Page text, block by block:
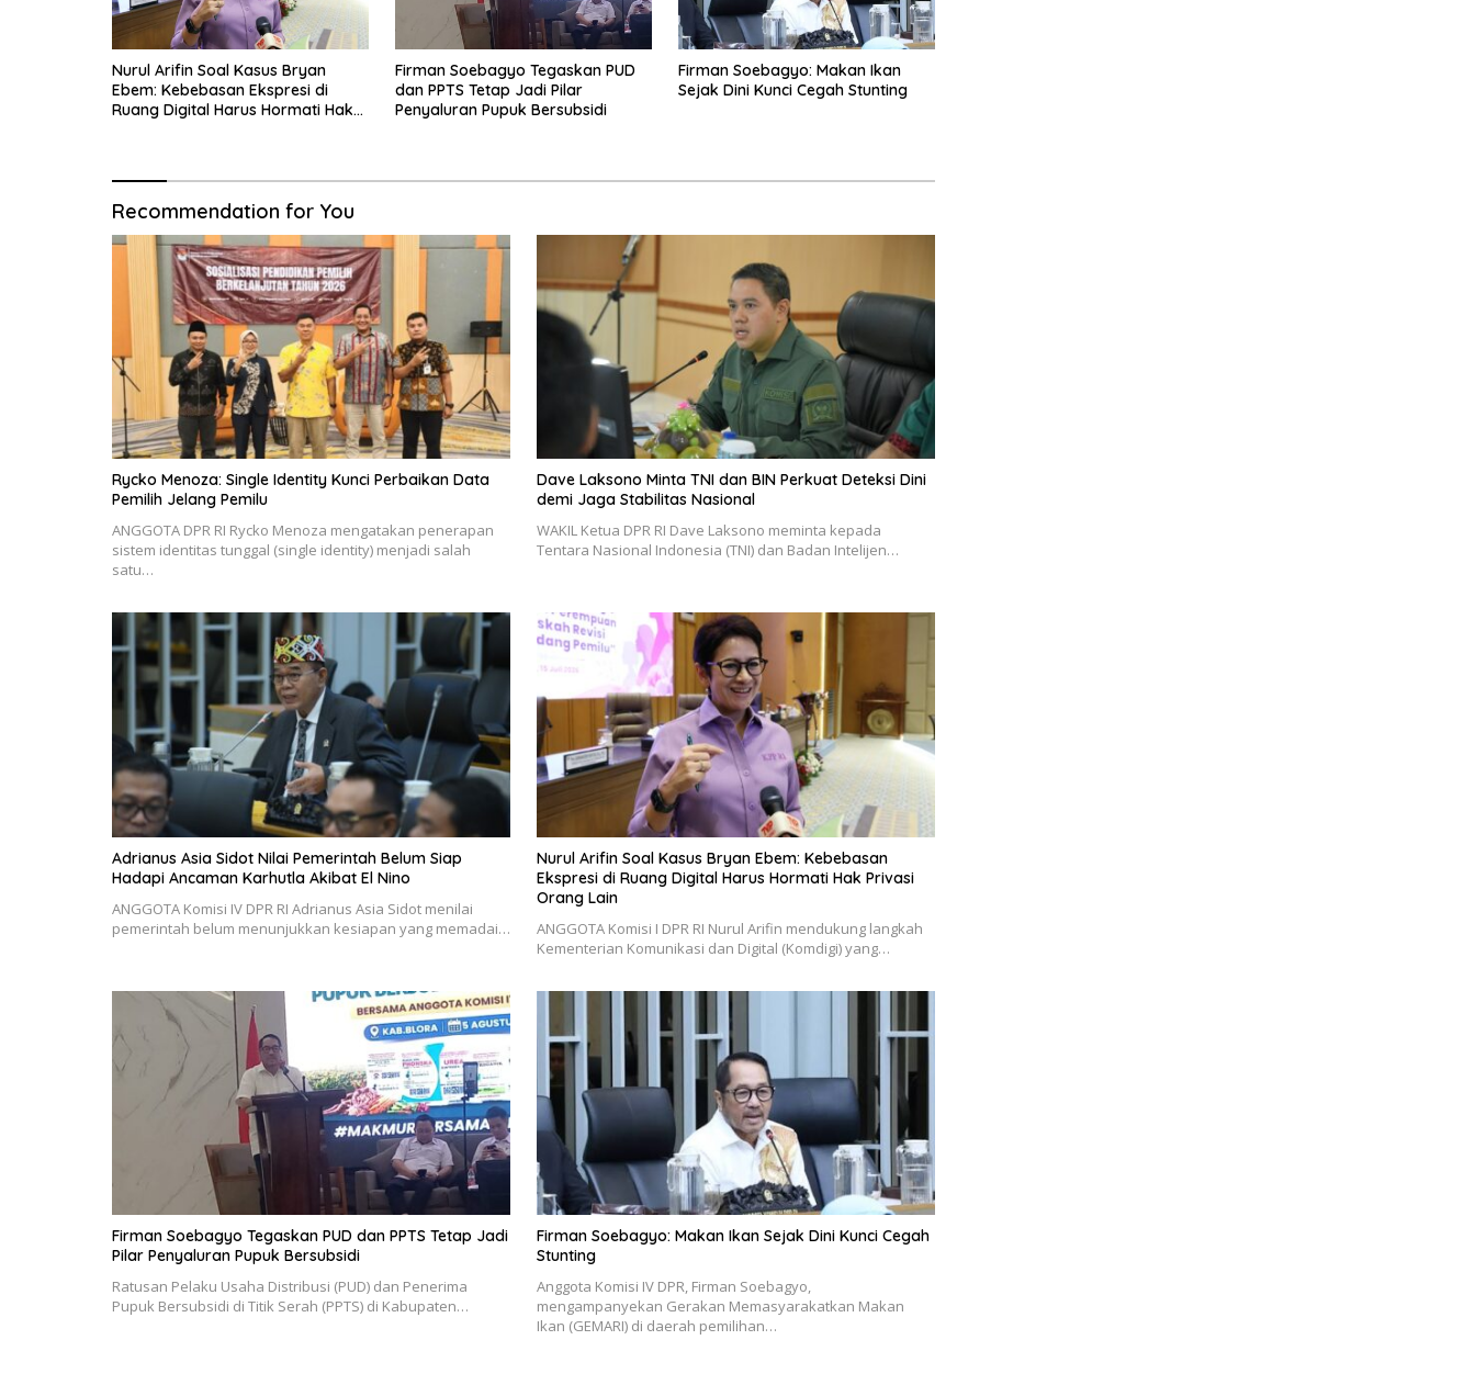
Nurul Arifin Soal Kasus Bryan
Ebem: Kebebasan Ekspresi di
Ruang Digital Harus Hormati Hak
Firman Soebagyo Tegaskan PUD
dan PPTS Tetap Jadi Pilar
Penyaluran Pupuk Bersubsidi
Firman Soebagyo: Makan Ikan
Sejak Dini Kunci Cegah Stunting
Recommendation for You
Rycko Menoza: Single Identity Kunci Perbaikan Data
Pemilih Jelang Pemilu
ANGGOTA DPR RI Rycko Menoza mengatakan penerapan
sistem identitas tunggal (single identity) menjadi salah
satu…
Dave Laksono Minta TNI dan BIN Perkuat Deteksi Dini
demi Jaga Stabilitas Nasional
WAKIL Ketua DPR RI Dave Laksono meminta kepada
Tentara Nasional Indonesia (TNI) dan Badan Intelijen…
Adrianus Asia Sidot Nilai Pemerintah Belum Siap
Hadapi Ancaman Karhutla Akibat El Nino
ANGGOTA Komisi IV DPR RI Adrianus Asia Sidot menilai
pemerintah belum menunjukkan kesiapan yang memadai…
Nurul Arifin Soal Kasus Bryan Ebem: Kebebasan
Ekspresi di Ruang Digital Harus Hormati Hak Privasi
Orang Lain
ANGGOTA Komisi I DPR RI Nurul Arifin mendukung langkah
Kementerian Komunikasi dan Digital (Komdigi) yang…
Firman Soebagyo Tegaskan PUD dan PPTS Tetap Jadi
Pilar Penyaluran Pupuk Bersubsidi
Ratusan Pelaku Usaha Distribusi (PUD) dan Penerima
Pupuk Bersubsidi di Titik Serah (PPTS) di Kabupaten…
Firman Soebagyo: Makan Ikan Sejak Dini Kunci Cegah
Stunting
Anggota Komisi IV DPR, Firman Soebagyo,
mengampanyekan Gerakan Memasyarakatkan Makan
Ikan (GEMARI) di daerah pemilihan…